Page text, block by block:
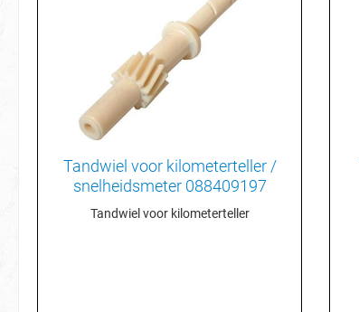
Tandwiel voor kilometerteller /
snelheidsmeter 088409197
Tandwiel voor kilometerteller